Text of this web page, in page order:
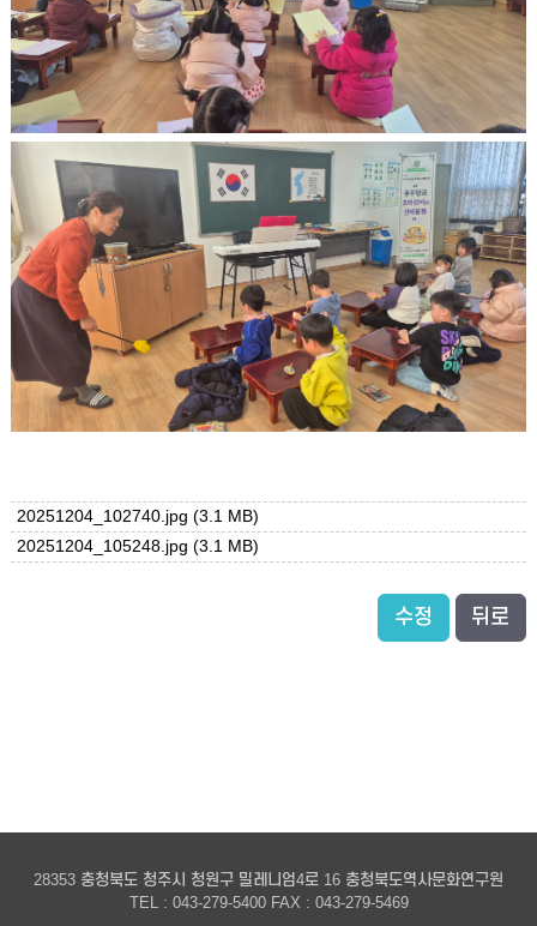
20251204_102740.jpg (3.1 MB)
20251204_105248.jpg (3.1 MB)
수정 뒤로
28353 충청북도 청주시 청원구 밀레니엄4로 16 충청북도역사문화연구원
TEL : 043-279-5400 FAX : 043-279-5469